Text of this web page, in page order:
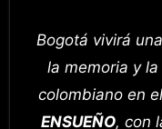
Bogotá vivirá una noche dedicada a la fuerza,
la memoria y
colombiano en el
ENSUEÑO, con